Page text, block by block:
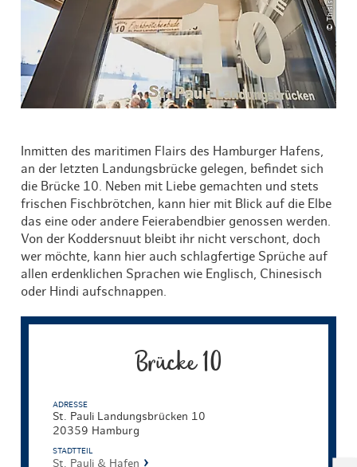
Inmitten des maritimen Flairs des Hamburger Hafens,
an der letzten Landungsbrücke gelegen, befindet sich
die Brücke 10. Neben mit Liebe gemachten und stets
frischen Fischbrötchen, kann hier mit Blick auf die Elbe
das eine oder andere Feierabendbier genossen werden.
Von der Koddersnuut bleibt ihr nicht verschont, doch
wer möchte, kann hier auch schlagfertige Sprüche auf
allen erdenklichen Sprachen wie Englisch, Chinesisch
oder Hindi aufschnappen.
Brücke 10
ADRESSE
St. Pauli Landungsbrücken 10
20359 Hamburg
STADTTEIL
St. Pauli & Hafen